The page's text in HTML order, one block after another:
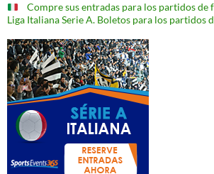
Compre sus entradas para los partidos de
Liga Italiana Serie A. Boletos para los partidos